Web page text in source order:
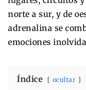
norte a sur, y de
adrenalina se
emociones
Índice ocultar